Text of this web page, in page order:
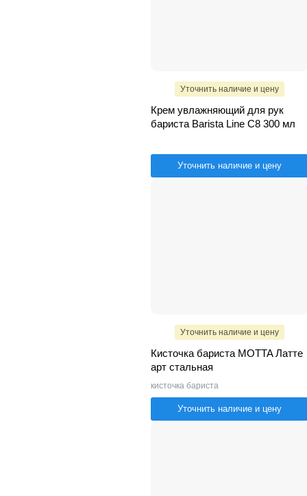
Уточнить наличие и цену
Крем увлажняющий для рук
бариста Barista Line С8 300 мл
Уточнить наличие и цену
Уточнить наличие и цену
Кисточка бариста MOTTA Латте
арт стальная
кисточка бариста
Уточнить наличие и цену